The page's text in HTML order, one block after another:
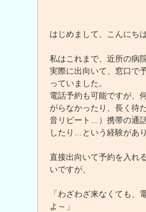
はじめまして、こんにちは
私はこれまで、近所の病
実際に出向いて、窓口で
っていました。
電話予約も可能ですが、
がらなかったり、長く待
音リピート…）携帯の通
したり…という経験があ
直接出向いて予約を入れ
いですが、
「わざわざ来なくても、
よ～」